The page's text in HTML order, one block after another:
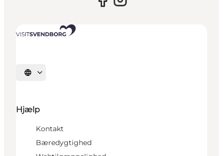
Vælg sprog
Hjælp
Kontakt
Bæredygtighed